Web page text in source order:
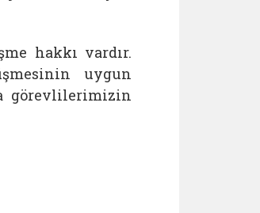
hakkı vardır.
uygun
görevlilerimizin